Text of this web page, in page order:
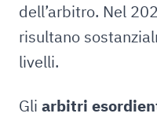
dell’arbitro. Nel
risultano
livelli.
Gli arbitri